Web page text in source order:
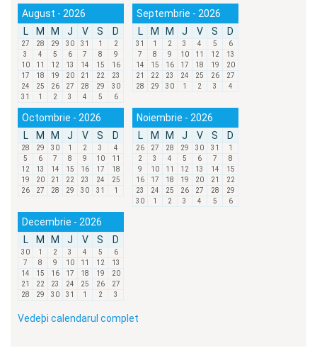
August - 2026
L
M M J V S D
27 28 29 30 31 1
2
3
4 5 6 7 8
9
10
11 12 13 14 15
16
17
18 19 20 21 22
23
24
25 26 27 28 29
30
31
1 2 3 4 5 6
Septembrie - 2026
L
M M J V S D
31 1 2 3 4 5
6
7
8 9 10 11 12
13
14
15 16 17 18 19
20
21
22 23 24 25 26
27
28
29 30 1 2 3 4
Octombrie - 2026
L
M M J V S D
28 29 30 1 2 3
4
5
6 7 8 9 10
11
12
13 14 15 16 17
18
19
20 21 22 23 24
25
26
27 28 29 30 31 1
Noiembrie - 2026
L
M M J V S D
26 27 28 29 30 31
1
2
3 4 5 6 7
8
9
10 11 12 13 14
15
16
17 18 19 20 21
22
23
24 25 26 27 28
29
30
1 2 3 4 5 6
Decembrie - 2026
L
M M J V S D
30 1 2 3 4 5
6
7
8 9 10 11 12
13
14
15 16 17 18 19
20
21
22 23 24 25 26
27
28
29 30 31 1 2 3
Vedeþi calendarul complet